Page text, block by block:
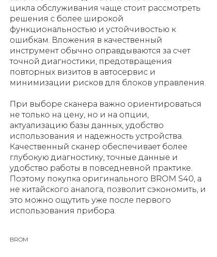
цикла обслуживания чаще стоит рассмотреть
решения с более широкой
функциональностью и устойчивостью к
ошибкам. Вложения в качественный
инструмент обычно оправдываются за счет
точной диагностики, предотвращения
повторных визитов в автосервис и
минимизации рисков для блоков управления.
При выборе сканера важно ориентироваться
не только на цену, но и на опции,
актуализацию базы данных, удобство
использования и надежность устройства.
Качественный сканер обеспечивает более
глубокую диагностику, точные данные и
удобство работы в повседневной практике.
Поэтому покупка оригинального BROM S40, а
не китайского аналога, позволит сэкономить, и
это можно ощутить уже после первого
использования прибора.
BROM